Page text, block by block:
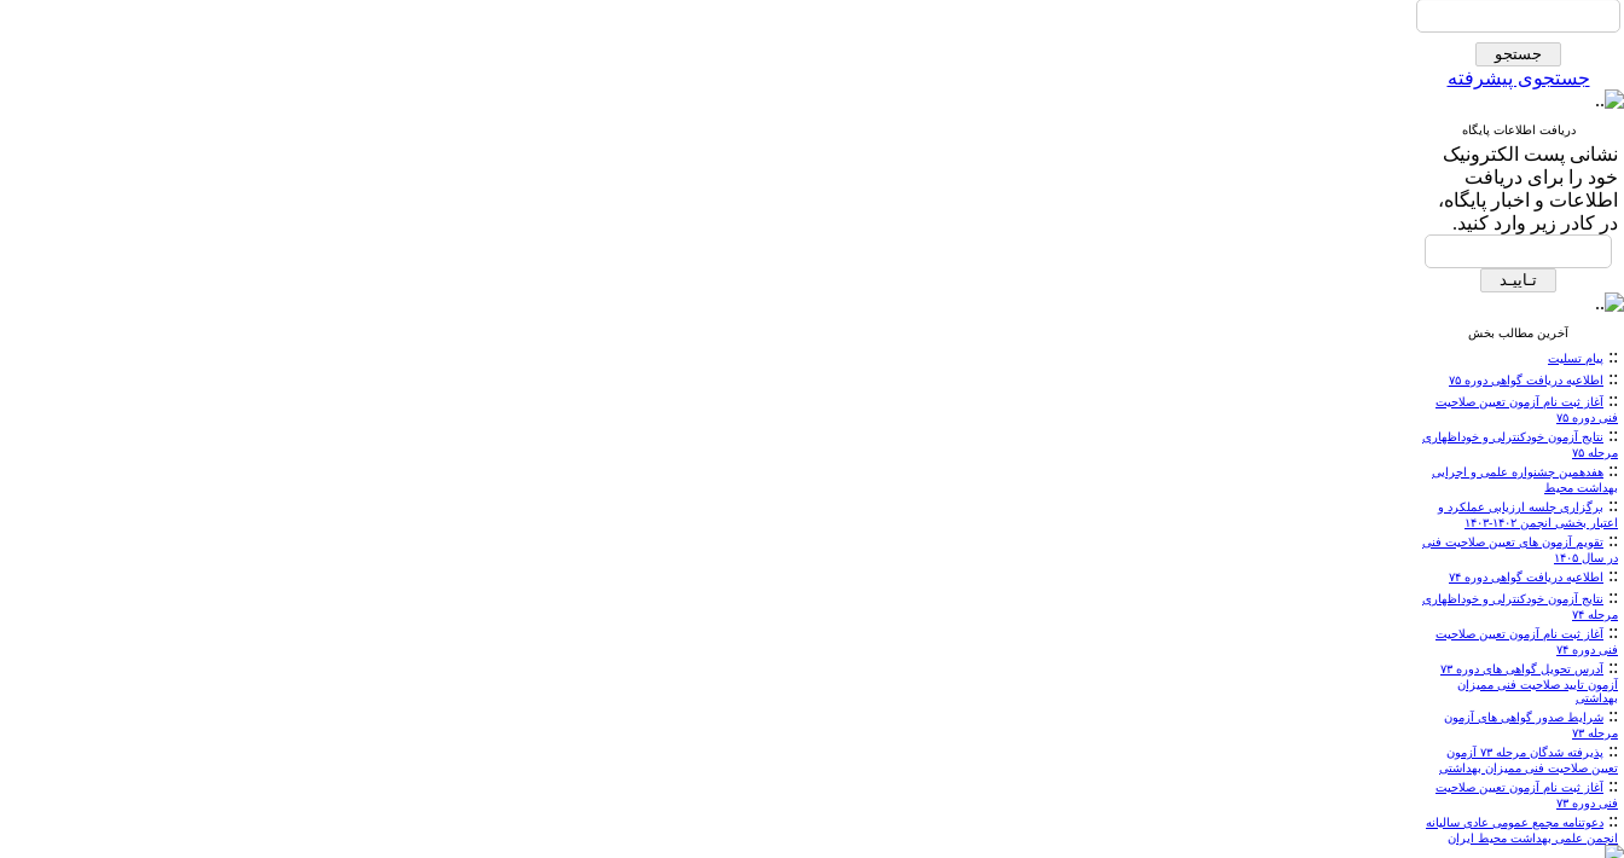
جستجوی پیشرفته
دریافت اطلاعات پایگاه
نشانی پست الکترونیک
خود را برای دریافت
اطلاعات و اخبار پایگاه،
در کادر زیر وارد کنید.
آخرین مطالب بخش
:: پیام تسلیت
:: اطلاعیه دریافت گواهی دوره ۷۵
:: آغاز ثبت نام آزمون تعیین صلاحیت
فنی دوره ۷۵
:: نتایج آزمون خودکنترلی و خوداظهاری
مرحله ۷۵
:: هفدهمین جشنواره علمی و اجرایی
بهداشت محیط
:: برگزاری جلسه ارزیابی عملکرد و
اعتبار بخشی انجمن ۱۴۰۲-۱۴۰۳
:: تقویم آزمون های تعیین صلاحیت فنی
در سال ۱۴۰۵
:: اطلاعیه دریافت گواهی دوره ۷۴
:: نتایج آزمون خودکنترلی و خوداظهاری
مرحله ۷۴
:: آغاز ثبت نام آزمون تعیین صلاحیت
فنی دوره ۷۴
::
آدرس تحویل گواهی های دوره ۷۳
آزمون تایید صلاحیت فنی ممیزان
بهداشتی
:: شرایط صدور گواهی های آزمون
مرحله ۷۳
::
پذیرفته شدگان مرحله ۷۳ آزمون
تعیین صلاحیت فنی ممیزان بهداشتی
:: آغاز ثبت نام آزمون تعیین صلاحیت
فنی دوره ۷۳
:: دعوتنامه مجمع عمومی عادی سالیانه
انجمن علمی بهداشت محیط ایران